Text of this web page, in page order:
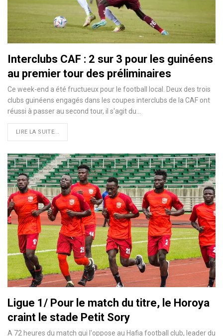
Interclubs CAF : 2 sur 3 pour les guinéens
au premier tour des préliminaires
Ce week-end a été fructueux pour le football local. Deux des trois
clubs guinéens engagés dans les coupes interclubs de la CAF ont
réussi à passer au second tour, il s'agit du…
LIRE LA SUITE...
Ligue 1/ Pour le match du titre, le Horoya
craint le stade Petit Sory
A 72 heures du match qui l'oppose au Hafia football club, leader du